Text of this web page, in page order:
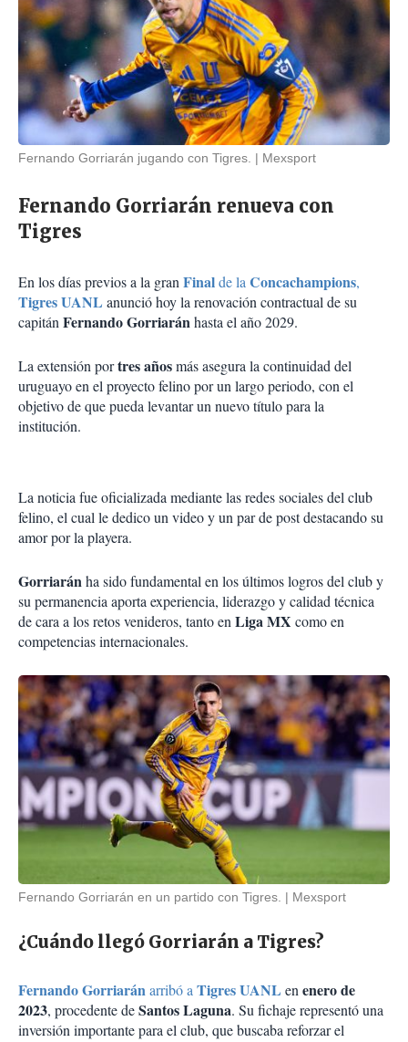
Fernando Gorriarán jugando con Tigres. Mexsport
Fernando Gorriarán renueva con
Tigres
En los días previos a la granFinalde laConcachampions,
Tigres UANL anunció hoy la renovación contractual de su
capitánFernando Gorriaránhasta el año 2029.
La extensión portres añosmás asegura la continuidad del
uruguayo en el proyecto felino por un largo periodo, con el
objetivo de que pueda levantar un nuevo título para la
institución.
La noticia fue oficializada mediante las redes sociales del club
felino, el cual le dedico un video y un par de post destacando su
amor por la playera.
Gorriaránha sido fundamental en los últimos logros del club y
su permanencia aporta experiencia, liderazgo y calidad técnica
de cara a los retos venideros, tanto enLiga MX como en
competencias internacionales.
Fernando Gorriarán en un partido con Tigres. Mexsport
¿Cuándo llegó Gorriarán a Tigres?
Fernando Gorriaránarribó aTigres UANL enenero de
2023, procedente deSantos Laguna. Su fichaje representó una
inversión importante para el club, que buscaba reforzar el